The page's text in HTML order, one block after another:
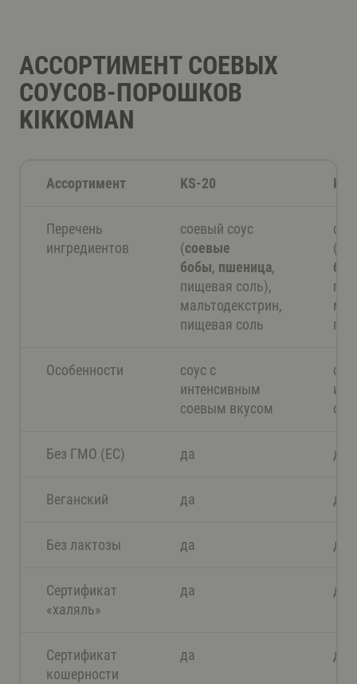
АССОРТИМЕНТ СОЕВЫХ
СОУСОВ-ПОРОШКОВ
KIKKOMAN
Ассортимент KS-20
Перечень
ингредиентов
соевый соус
(соевые
бобы, пшеница,
пищевая соль),
мальтодекстрин,
пищевая соль
(
Особенности
соус с
интенсивным
соевым вкусом
Без ГМО (EС) да да
Веганский да да
Без лактозы да да
Сертификат
«халяль»
да да
Сертификат
кошерности
да да